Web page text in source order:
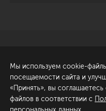
ул. Академика Павлова,
к1
+7 (812) 200-95-55
Мы используем cookie-
посещаемости сайта и
«Принять», вы
файлов в соответствии с